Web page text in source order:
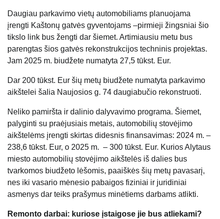
Daugiau parkavimo vietų automobiliams planuojama
įrengti Kaštonų gatvės gyventojams –pirmieji žingsniai šio
tikslo link bus žengti dar šiemet. Artimiausiu metu bus
parengtas šios gatvės rekonstrukcijos techninis projektas.
Jam 2025 m. biudžete numatyta 27,5 tūkst. Eur.
Dar 200 tūkst. Eur šių metų biudžete numatyta parkavimo
aikštelei šalia Naujosios g. 74 daugiabučio rekonstruoti.
Neliko pamiršta ir dalinio dalyvavimo programa. Šiemet,
palyginti su praėjusiais metais, automobilių stovėjimo
aikštelėms įrengti skirtas didesnis finansavimas: 2024 m. –
238,6 tūkst. Eur, o 2025 m. – 300 tūkst. Eur. Kurios Alytaus
miesto automobilių stovėjimo aikštelės iš dalies bus
tvarkomos biudžeto lėšomis, paaiškės šių metų pavasarį,
nes iki vasario mėnesio pabaigos fiziniai ir juridiniai
asmenys dar teiks prašymus minėtiems darbams atlikti.
Remonto darbai: kuriose įstaigose jie bus atliekami?